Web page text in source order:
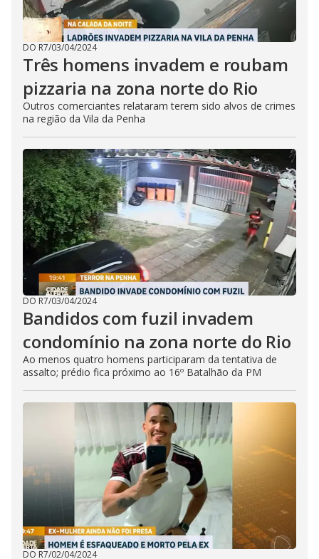
DO R7/03/04/2024
Três homens invadem e roubam
pizzaria na zona norte do Rio
Outros comerciantes relataram terem sido alvos de crimes
na região da Vila da Penha
DO R7/03/04/2024
Bandidos com fuzil invadem
condomínio na zona norte do Rio
Ao menos quatro homens participaram da tentativa de
assalto; prédio fica próximo ao 16º Batalhão da PM
DO R7/02/04/2024